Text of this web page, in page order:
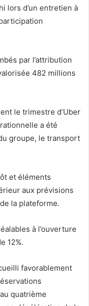
lors d’un entretien à
par l’attribution
482 millions
le trimestre d’Uber
a été
groupe, le transport
et éléments
aux prévisions
la plateforme.
à l’ouverture
12%.
favorablement
quatrième